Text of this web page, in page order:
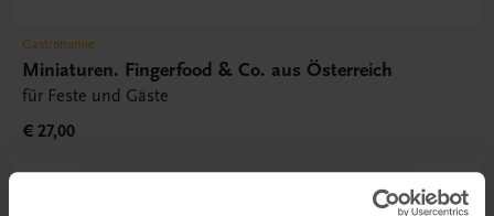
Gastronomie
Miniaturen. Fingerfood & Co. aus Österreich
für Feste und Gäste
€ 27,00